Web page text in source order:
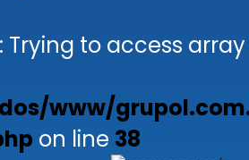
Trying to access
www/
on line 38